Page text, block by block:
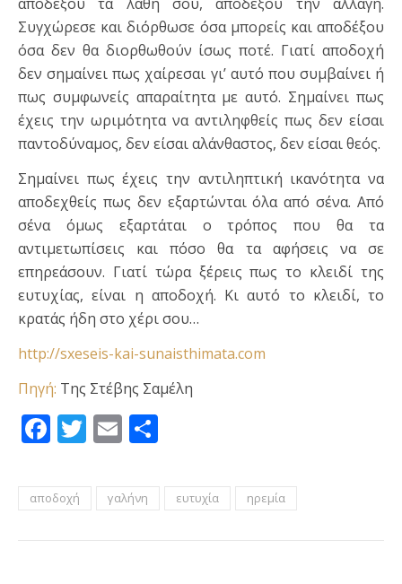
Συγχώρεσε και διόρθωσε όσα μπορείς και αποδέξου
όσα δεν θα διορθωθούν ίσως ποτέ. Γιατί αποδοχή
δεν σημαίνει πως χαίρεσαι γι’ αυτό που συμβαίνει ή
πως συμφωνείς απαραίτητα με αυτό. Σημαίνει πως
έχεις την ωριμότητα να αντιληφθείς πως δεν είσαι
παντοδύναμος, δεν είσαι αλάνθαστος, δεν είσαι θεός.
Σημαίνει πως έχεις την αντιληπτική ικανότητα να
αποδεχθείς πως δεν εξαρτώνται όλα από σένα. Από
σένα όμως εξαρτάται ο τρόπος που θα τα
αντιμετωπίσεις και πόσο θα τα αφήσεις να σε
επηρεάσουν. Γιατί τώρα ξέρεις πως το κλειδί της
ευτυχίας, είναι η αποδοχή. Κι αυτό το κλειδί, το
κρατάς ήδη στο χέρι σου…
http://sxeseis-kai-sunaisthimata.com
Πηγή: Της Στέβης Σαμέλη
Facebook
Twitter
Email
αποδοχή γαλήνη ευτυχία ηρεμία